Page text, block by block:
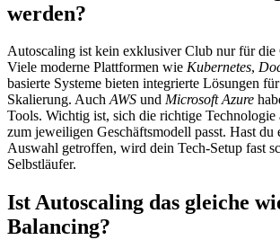
werden?
Autoscaling ist kein exklusiver Club nur für die
Viele moderne Plattformen wie Kubernetes,
basierte Systeme bieten integrierte Lösungen
Skalierung. AuchAWS und Microsoft Azure
Tools. Wichtig ist, sich die richtige Technologie
zum jeweiligen Geschäftsmodell passt. Hast du
Auswahl getroffen, wird dein Tech-Setup fast
Selbstläufer.
Ist Autoscaling das gleiche
Balancing?